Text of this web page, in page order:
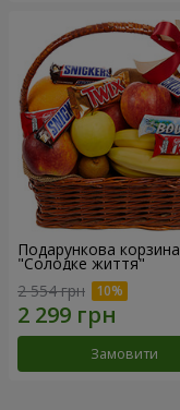
Подарункова корзина
"Солодке життя"
2 554 грн
Замовити